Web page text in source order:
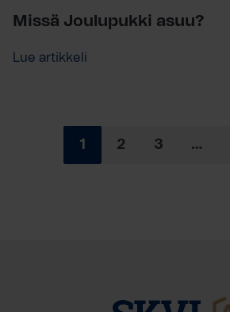
Missä Joulupukki asuu?
Lue artikkeli
1 2 3 …